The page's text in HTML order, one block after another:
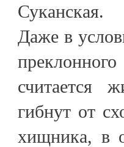
Суканская.
Даже в
считается
гибнут от
хищника, в